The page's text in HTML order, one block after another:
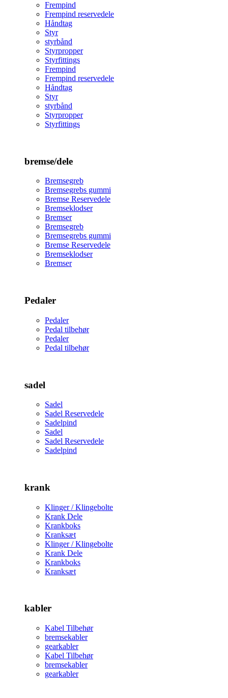
Frempind
Frempind reservedele
Håndtag
Styr
styrbånd
Styrpropper
Styrfittings
Frempind
Frempind reservedele
Håndtag
Styr
styrbånd
Styrpropper
Styrfittings
bremse/dele
Bremsegreb
Bremsegrebs gummi
Bremse Reservedele
Bremseklodser
Bremser
Bremsegreb
Bremsegrebs gummi
Bremse Reservedele
Bremseklodser
Bremser
Pedaler
Pedaler
Pedal tilbehør
Pedaler
Pedal tilbehør
sadel
Sadel
Sadel Reservedele
Sadelpind
Sadel
Sadel Reservedele
Sadelpind
krank
Klinger / Klingebolte
Krank Dele
Krankboks
Kranksæt
Klinger / Klingebolte
Krank Dele
Krankboks
Kranksæt
kabler
Kabel Tilbehør
bremsekabler
gearkabler
Kabel Tilbehør
bremsekabler
gearkabler